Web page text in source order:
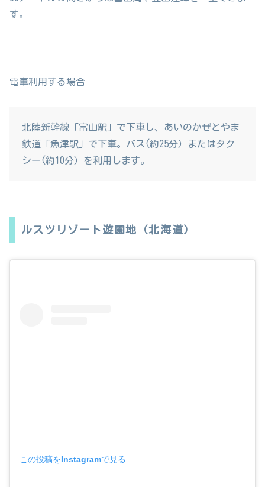
す。
電車利用する場合
北陸新幹線「富山駅」で下車し、あいのかぜとやま
鉄道「魚津駅」で下車。バス(約25分）またはタク
シー(約10分）を利用します。
ルスツリゾート遊園地（北海道）
この投稿をInstagramで見る